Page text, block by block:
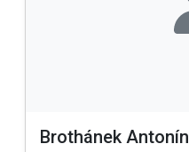
Brothánek Antonín